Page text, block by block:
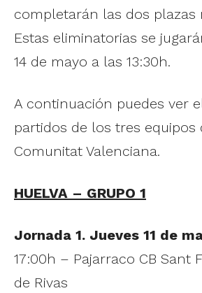
completarán las dos plazas
Estas eliminatorias se
14 de mayo a las 13:30h.
A continuación puedes ver
partidos de los tres equipos
Comunitat Valenciana.
HUELVA – GRUPO 1
Jornada 1. Jueves 11 de
17:00h – Pajarraco CB Sant
de Rivas